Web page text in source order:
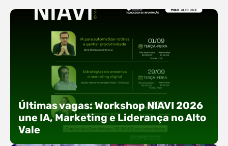
Últimas vagas: Workshop NIAVI 2026
une IA, Marketing e Liderança no Alto
Vale